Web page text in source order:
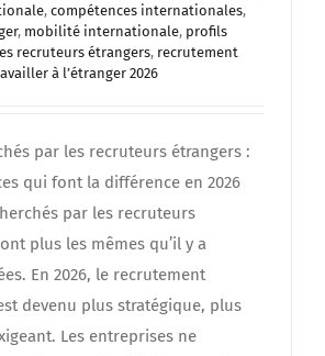
, compétences internationales,
, mobilité internationale, profils
recruteurs étrangers, recrutement
à l’étranger 2026
par les recruteurs étrangers :
qui font la différence en 2026
par les recruteurs
plus les mêmes qu’il y a
En 2026, le recrutement
devenu plus stratégique, plus
Les entreprises ne